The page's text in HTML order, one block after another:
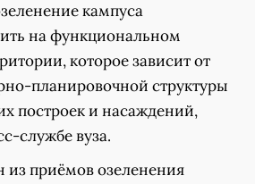
кампуса
на функциональном
которое зависит от
планировочной структуры
построек и насаждений,
службе вуза.
из приёмов озеленения